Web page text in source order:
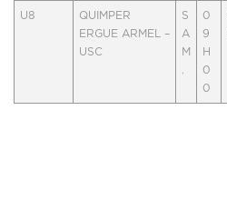
U8
QUIMPER
ERGUE ARMEL –
USC
S
A
M
0
9
H
0
0